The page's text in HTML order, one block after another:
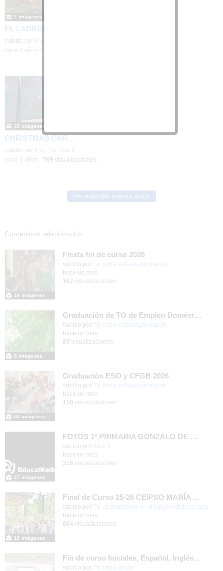
subido por
7 imágenes
hace 4 años -
CHRISTMAS CARD 3ºB
Contenido educativo.
subido por
25 imágenes
hace 5 años - 769 visualizaciones
Ver más del mismo autor
Contenidos relacionados:
Fiesta fin de curso 2026
subido por Tic cepa vistaalegre madrid
16 imágenes
hace un mes
162 visualizaciones
Graduación de TO de Empleo Doméstico
subido por Tic cepa vistaalegre madrid
8 imágenes
hace un mes
83 visualizaciones
Graduación ESO y CFGB 2026
subido por Tic cepa vistaalegre madrid
50 imágenes
hace un mes
150 visualizaciones
FOTOS 1º PRIMARIA GONZALO DE BERCEO
subido por Alba T.
37 imágenes
hace un mes
316 visualizaciones
Final de Curso 25-26 CEIPSO MARÍA MOLINER
subido por Tic cp mariamoliner villanuevadelacanada
16 imágenes
hace un mes
664 visualizaciones
Fin de curso Iniciales, Español, Inglés, Informática y Patrimonio
subido por Tic cepa alcala